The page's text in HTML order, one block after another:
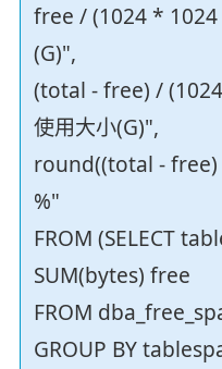
free / (1024 * 1024
(G)",
(total - free) /
使用大小(G)",
round((total -
%"
FROM (SELECT
SUM(bytes) free
FROM
GROUP BY